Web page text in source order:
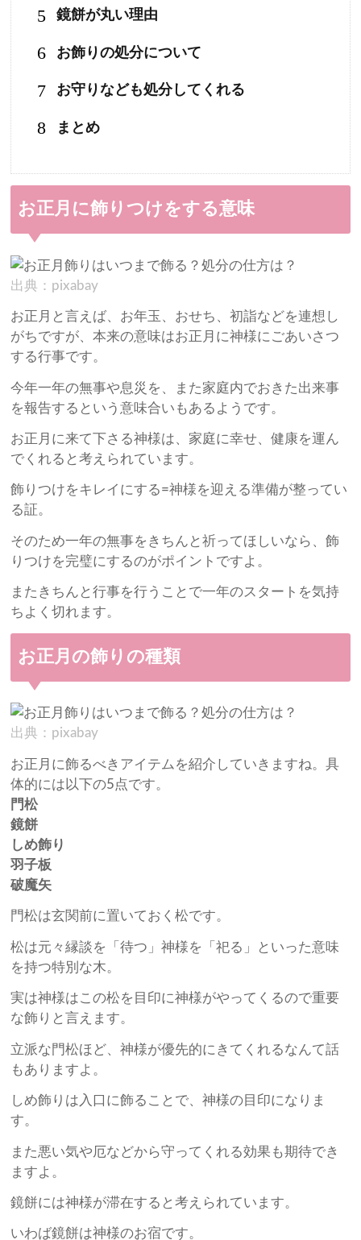
5 鏡餅が丸い理由
6 お飾りの処分について
7 お守りなども処分してくれる
8 まとめ
お正月に飾りつけをする意味
出典：pixabay
お正月と言えば、お年玉、おせち、初詣などを連想し
がちですが、本来の意味はお正月に神様にごあいさつ
する行事です。
今年一年の無事や息災を、また家庭内でおきた出来事
を報告するという意味合いもあるようです。
お正月に来て下さる神様は、家庭に幸せ、健康を運ん
でくれると考えられています。
飾りつけをキレイにする=神様を迎える準備が整ってい
る証。
そのため一年の無事をきちんと祈ってほしいなら、飾
りつけを完璧にするのがポイントですよ。
またきちんと行事を行うことで一年のスタートを気持
ちよく切れます。
お正月の飾りの種類
出典：pixabay
お正月に飾るべきアイテムを紹介していきますね。具
体的には以下の5点です。
門松
鏡餅
しめ飾り
羽子板
破魔矢
門松は玄関前に置いておく松です。
松は元々縁談を「待つ」神様を「祀る」といった意味
を持つ特別な木。
実は神様はこの松を目印に神様がやってくるので重要
な飾りと言えます。
立派な門松ほど、神様が優先的にきてくれるなんて話
もありますよ。
しめ飾りは入口に飾ることで、神様の目印になりま
す。
また悪い気や厄などから守ってくれる効果も期待でき
ますよ。
鏡餅には神様が滞在すると考えられています。
いわば鏡餅は神様のお宿です。